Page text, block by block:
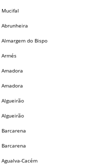
Mucifal
Abrunheira
Almargem do Bispo
Armés
Amadora
Amadora
Algueirão
Algueirão
Barcarena
Barcarena
Agualva-Cacém